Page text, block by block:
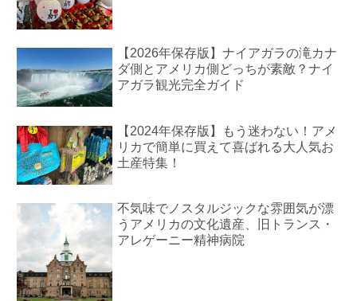
【2026年保存版】ナイアガラの滝カナ
ダ側とアメリカ側どっちが素敵？ナイ
アガラ観光完全ガイド
【2024年保存版】もう迷わない！アメ
リカで簡単に買えて喜ばれる大人気お
土産特集！
不気味でノスタルジックな雰囲気が漂
うアメリカの文化遺産、旧トランス・
アレゲーニー精神病院